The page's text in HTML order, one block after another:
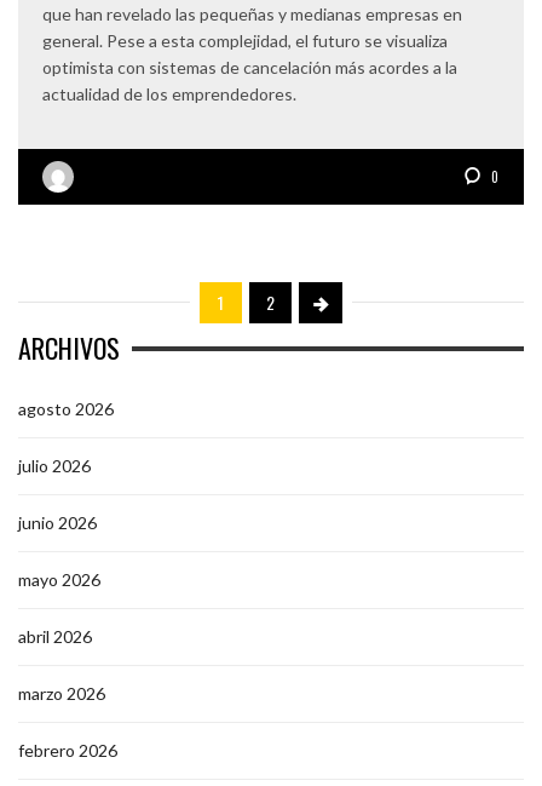
que han revelado las pequeñas y medianas empresas en
general. Pese a esta complejidad, el futuro se visualiza
optimista con sistemas de cancelación más acordes a la
actualidad de los emprendedores.
0
1 2
ARCHIVOS
agosto 2026
julio 2026
junio 2026
mayo 2026
abril 2026
marzo 2026
febrero 2026